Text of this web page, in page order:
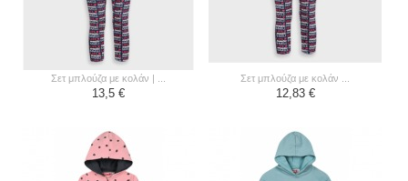
σετ μπλούζα με κολάν | ...
13,5 €
σετ μπλούζα με κολάν ...
12,83 €